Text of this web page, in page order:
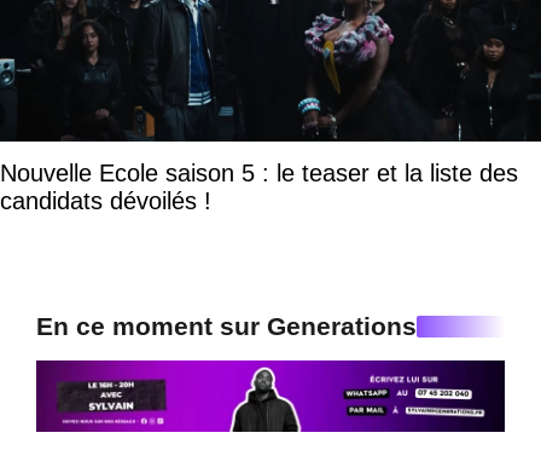
Nouvelle Ecole saison 5 : le teaser et la liste des
candidats dévoilés !
En ce moment sur Generations